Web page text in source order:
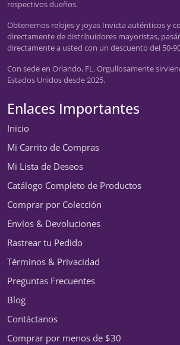
respectivos dueños.
Obtenemos relojes y joyas Invicta auténticos y
directamente de distribuidores mayoristas,
directamente a usted con un descuento del 50-
Con sede en Orlando, FL. Orgullosamente
Estados Unidos desde 2025.
Enlaces Importantes
Inicio
Mi Carrito de Compras
Mi Lista de Deseos
Catálogo Completo de Productos
Comprar por Colección
Envíos & Devoluciones
Rastrear tu Pedido
Términos & Privacidad
Preguntas Frecuentes
Blog
Contáctanos
Comprar por menos de $30